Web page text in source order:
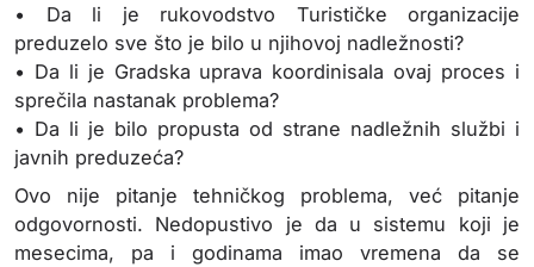
• Da li je rukovodstvo Turističke organizacije
preduzelo sve što je bilo u njihovoj nadležnosti?
• Da li je Gradska uprava koordinisala ovaj proces i
sprečila nastanak problema?
• Da li je bilo propusta od strane nadležnih službi i
javnih preduzeća?
Ovo nije pitanje tehničkog problema, već pitanje
odgovornosti. Nedopustivo je da u sistemu koji je
mesecima, pa i godinama imao vremena da se